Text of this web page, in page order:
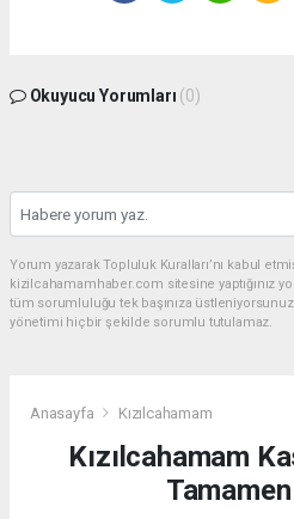
Okuyucu Yorumları (0)
Yorum yazarak Topluluk Kuralları’nı kabul
kizilcahamamhaber.com sitesine yaptığınız
tüm sorumluluğu tek başınıza
yönetimi hiçbir şekilde sorumlu tutulamaz.
Anasayfa Kızılcahamam
Kızılcahamam
Tamamen